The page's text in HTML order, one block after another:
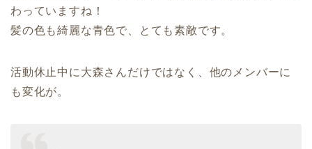
わっていますね！
髪の色も綺麗な青色で、とても素敵です。
活動休止中に大森さんだけではなく、他のメンバーに
も変化が。